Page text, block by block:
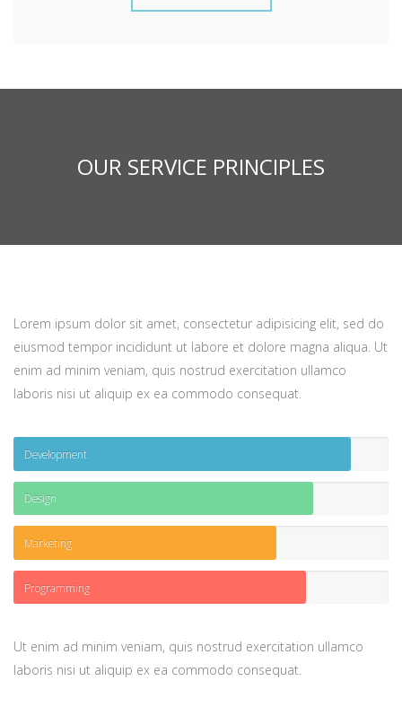
OUR SERVICE PRINCIPLES
Lorem ipsum dolor sit amet, consectetur adipisicing elit, sed do
eiusmod tempor incididunt ut labore et dolore magna aliqua. Ut
enim ad minim veniam, quis nostrud exercitation ullamco
laboris nisi ut aliquip ex ea commodo consequat.
Development
Design
Marketing
Programming
Ut enim ad minim veniam, quis nostrud exercitation ullamco
laboris nisi ut aliquip ex ea commodo consequat.